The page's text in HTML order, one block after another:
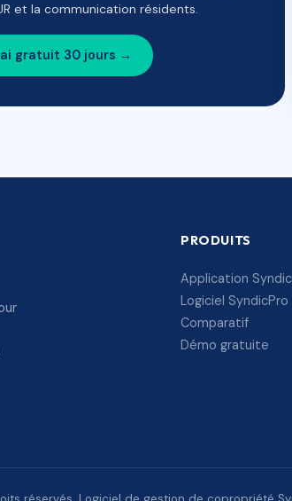
et la communication résidents.
gratuit 30 jours →
PRODUITS
Application
Logiciel SyndicPro
Comparatif
Démo gratuite